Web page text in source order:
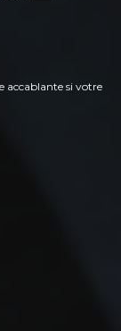
accablante si votre